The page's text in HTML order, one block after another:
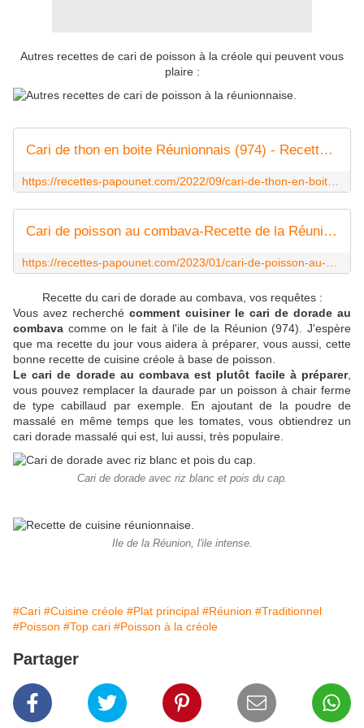
Autres recettes de cari de poisson à la créole qui peuvent vous
plaire :
Cari de thon en boite Réunionnais (974) - Recettes de Papounet
Cari de poisson au combava-Recette de la Réunion - Recettes de Papounet
Recette du cari de dorade au combava, vos requêtes :
Vous avez recherché comment cuisiner le cari de dorade au
combava comme on le fait à l'ile de la Réunion (974). J'espère
que ma recette du jour vous aidera à préparer, vous aussi, cette
bonne recette de cuisine créole à base de poisson.
Le cari de dorade au combava est plutôt facile à préparer,
vous pouvez remplacer la daurade par un poisson à chair ferme
de type cabillaud par exemple. En ajoutant de la poudre de
massalé en même temps que les tomates, vous obtiendrez un
cari dorade massalé qui est, lui aussi, très populaire.
Cari de dorade avec riz blanc et pois du cap.
Ile de la Réunion, l'ile intense.
#Cari #Cuisine créole #Plat principal #Réunion #Traditionnel
#Poisson #Top cari #Poisson à la créole
Partager